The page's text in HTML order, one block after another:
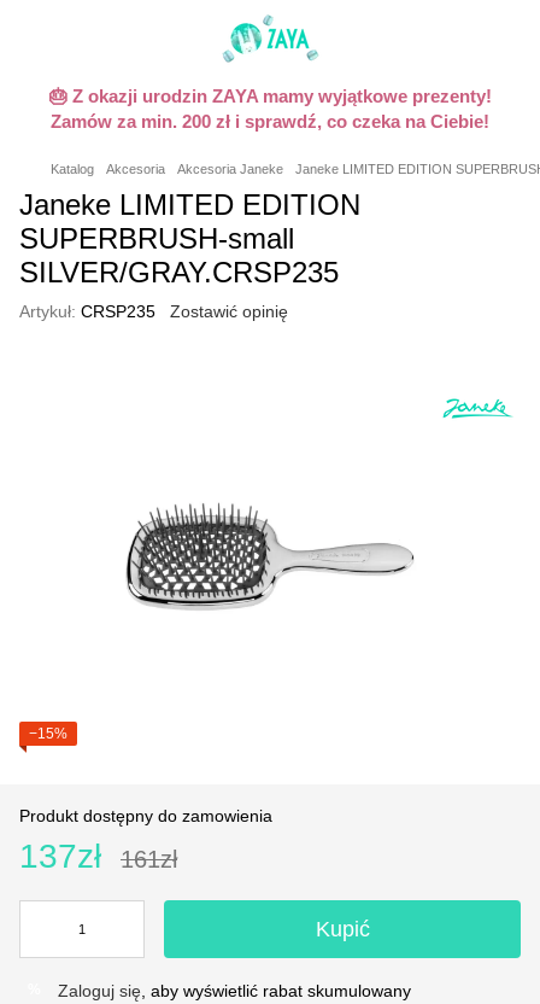
🎂 Z okazji urodzin ZAYA mamy wyjątkowe prezenty!
Zamów za min. 200 zł i sprawdź, co czeka na Ciebie!
Katalog Akcesoria Akcesoria Janeke Janeke LIMITED EDITION
Janeke LIMITED EDITION
SUPERBRUSH-small
SILVER/GRAY.CRSP235
Artykuł: CRSP235 Zostawić opinię
−15%
Produkt dostępny do zamowienia
137zł 161zł
Kupić
Zaloguj się , aby wyświetlić rabat skumulowany